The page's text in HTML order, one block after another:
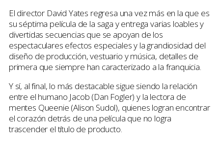
El director David Yates regresa una vez más en la que es
su séptima película de la saga y entrega varias loables y
divertidas secuencias que se apoyan de los
espectaculares efectos especiales y la grandiosidad del
diseño de producción, vestuario y música, detalles de
primera que siempre han caracterizado a la franquicia.
Y sí, al final, lo más destacable sigue siendo la relación
entre el humano Jacob (Dan Fogler) y la lectora de
mentes Queenie (Alison Sudol), quienes logran encontrar
el corazón detrás de una película que no logra
trascender el título de producto.